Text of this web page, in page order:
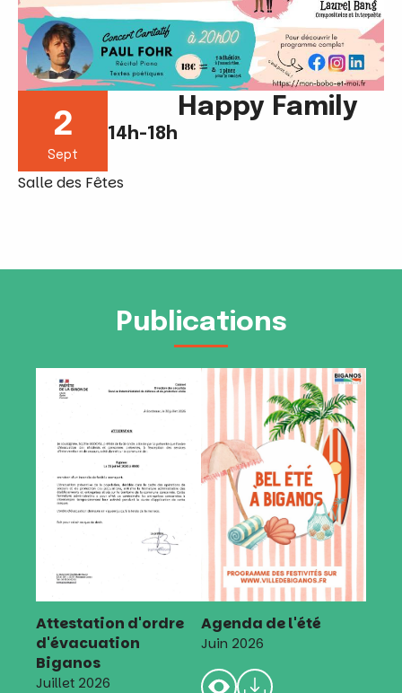
2
Sept
14h-18h
Happy Family
Salle des Fêtes
Publications
Attestation d'ordre
d'évacuation
Biganos
Juillet 2026
Agenda de l'été
Juin 2026